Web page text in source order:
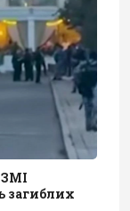
загиблих